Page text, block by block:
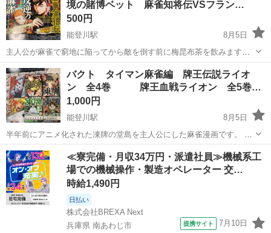
セット
境の賭博ベット 麻雀知将伝VSフラン…
500円
能登川駅
8月5日
主人公が麻雀で窮地に陥ってから敵を倒す前に梅昆布茶を飲みます。
この作品が連載されていた頃には関東の雀荘では梅昆布茶が提供され
ていたほどの影響力のある麻雀漫画です。 アカギ好きの方におすすめ
の作品です。 同作者、押川雲...
滋賀 東近江市 能登川駅 マンガ、コミック、アニメ
コンビニコミック
バクト タイマン麻雀編 牌王伝説ライオ
ン 全4巻 牌王血戦ライオン 全5巻…
1,000円
能登川駅
8月5日
半年前にアニメ化された凍牌の堂島を主人公にした麻雀漫画です。 凍
牌の累計発行部数は300万部です。 「バクト」タイマン麻雀編と凍牌
のコンビニマンガの傑作選をお付けします。 他の作品との同時購入で
値引きします。
滋賀 東近江市 能登川駅 マンガ、コミック、アニメ
コンビニコミック
≪寮完備・月収34万円・派遣社員≫機械系工
場での機械操作・製造オペレーター 交…
時給1,490円
日払い
株式会社BREXA Next
兵庫県 南あわじ市
提携サイト 7月10日